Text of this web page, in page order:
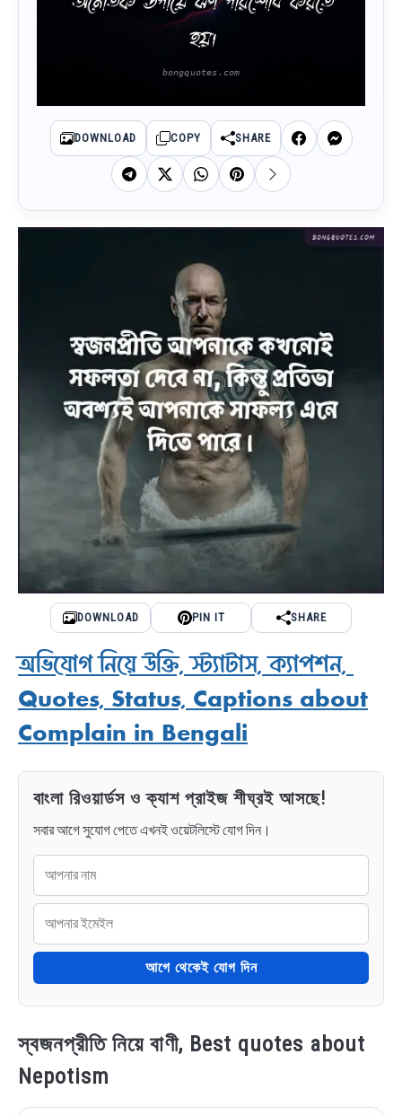
হয়।
DOWNLOAD COPY SHARE
DOWNLOAD PIN IT SHARE
অভিযোগ নিয়ে উক্তি, স্ট্যাটাস, ক্যাপশন,
Quotes, Status, Captions about
Complain in Bengali
বাংলা রিওয়ার্ডস ও ক্যাশ প্রাইজ শীঘ্রই আসছে!
সবার আগে সুযোগ পেতে এখনই ওয়েটলিস্টে যোগ দিন।
আগে থেকেই যোগ দিন
স্বজনপ্রীতি নিয়ে বাণী, Best quotes about
Nepotism